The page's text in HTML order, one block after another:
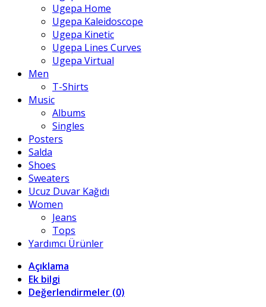
Ugepa Home
Ugepa Kaleidoscope
Ugepa Kinetic
Ugepa Lines Curves
Ugepa Virtual
Men
T-Shirts
Music
Albums
Singles
Posters
Salda
Shoes
Sweaters
Ucuz Duvar Kağıdı
Women
Jeans
Tops
Yardımcı Ürünler
Açıklama
Ek bilgi
Değerlendirmeler (0)